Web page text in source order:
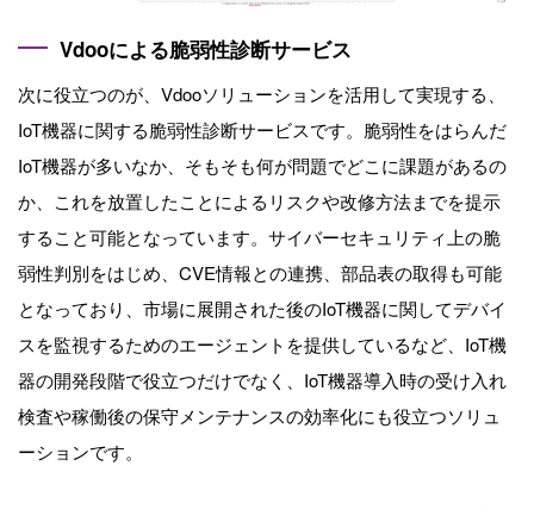
Vdooによる脆弱性診断サービス
次に役立つのが、Vdooソリューションを活用して実現する、
IoT機器に関する脆弱性診断サービスです。脆弱性をはらんだ
IoT機器が多いなか、そもそも何が問題でどこに課題があるの
か、これを放置したことによるリスクや改修方法までを提示
すること可能となっています。サイバーセキュリティ上の脆
弱性判別をはじめ、CVE情報との連携、部品表の取得も可能
となっており、市場に展開された後のIoT機器に関してデバイ
スを監視するためのエージェントを提供しているなど、IoT機
器の開発段階で役立つだけでなく、IoT機器導入時の受け入れ
検査や稼働後の保守メンテナンスの効率化にも役立つソリュ
ーションです。